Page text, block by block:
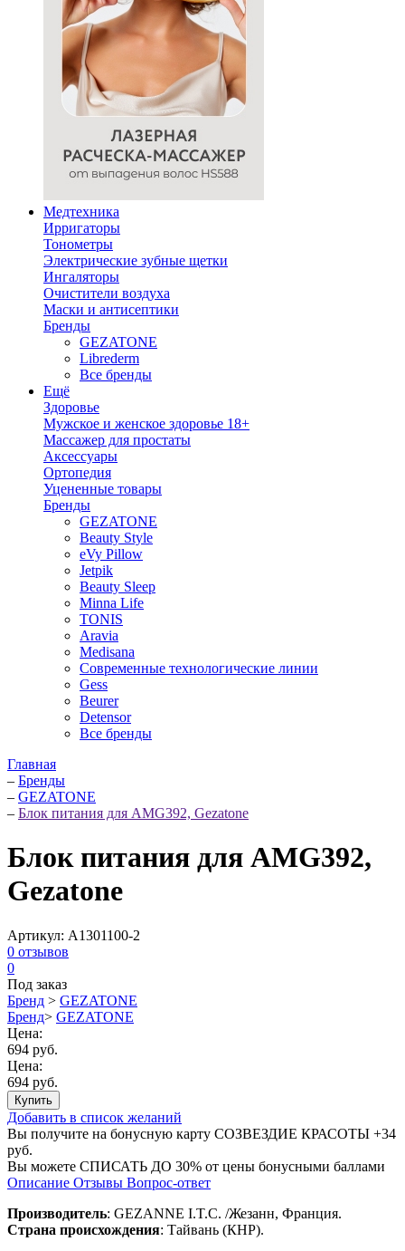
Медтехника
Ирригаторы
Тонометры
Электрические зубные щетки
Ингаляторы
Очистители воздуха
Маски и антисептики
Бренды
GEZATONE
Librederm
Все бренды
Ещё
Здоровье
Мужское и женское здоровье 18+
Массажер для простаты
Аксессуары
Ортопедия
Уцененные товары
Бренды
GEZATONE
Beauty Style
eVy Pillow
Jetpik
Beauty Sleep
Minna Life
TONIS
Aravia
Medisana
Современные технологические линии
Gess
Beurer
Detensor
Все бренды
Главная
– Бренды
– GEZATONE
– Блок питания для AMG392, Gezatone
Блок питания для AMG392,
Gezatone
Артикул: A1301100-2
0 отзывов
0
Под заказ
Бренд > GEZATONE
Бренд> GEZATONE
Цена:
694 руб.
Цена:
694 руб.
Купить
Добавить в список желаний
Вы получите на бонусную карту СОЗВЕЗДИЕ КРАСОТЫ +34
руб.
Вы можете СПИСАТЬ ДО 30% от цены бонусными баллами
Описание Отзывы Вопрос-ответ
Производитель: GEZANNE I.T.C. /Жезанн, Франция.
Страна происхождения: Тайвань (КНР).